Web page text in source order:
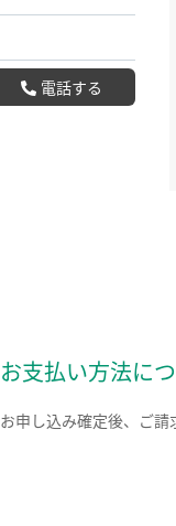
電話する
お支払い方法に
お申し込み確定後、ご請